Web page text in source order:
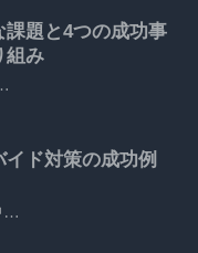
課題と4つの成功事
組み
ド対策の成功例
…